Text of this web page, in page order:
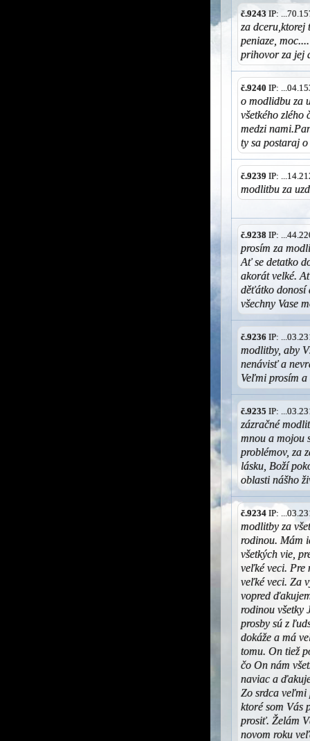
č.9243 IP:
za dceru,ktorej
peniaze,
prihovor za jej
č.9240 IP:
o modlidbu za
všetkého zlého
medzi
ty sa postaraj o
č.9239 IP:
modlitbu za
č.9238 IP:
prosím za
Ať se detatko
akorát velké.
děťátko donosí
všechny Vase
č.9236 IP:
modlitby, aby
nenávisť a
Veľmi prosím
č.9235 IP:
zázračné
mnou a mojou
problémov, za
lásku, Boží
oblasti nášho
č.9234 IP:
modlitby za
rodinou. Mám
všetkých vie,
veľké veci. Pre
veľké veci. Za
vopred
rodinou všetky
prosby sú z
dokáže a má
tomu. On tiež
čo On nám
naviac a
Zo srdca veľmi
ktoré som Vás
prosiť. Želám
novom roku